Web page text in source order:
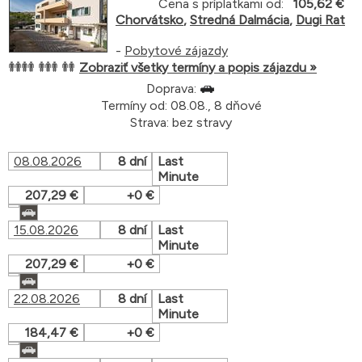
Cena s príplatkami od:
105,62 €
Chorvátsko, Stredná Dalmácia, Dugi Rat
- Pobytové zájazdy
Zobraziť všetky termíny a popis zájazdu »
Doprava:
Termíny od: 08.08., 8 dňové
Strava: bez stravy
08.08.2026 8 dní
Last
Minute
207,29 €
+0 €
15.08.2026 8 dní
Last
Minute
207,29 €
+0 €
22.08.2026 8 dní
Last
Minute
184,47 €
+0 €